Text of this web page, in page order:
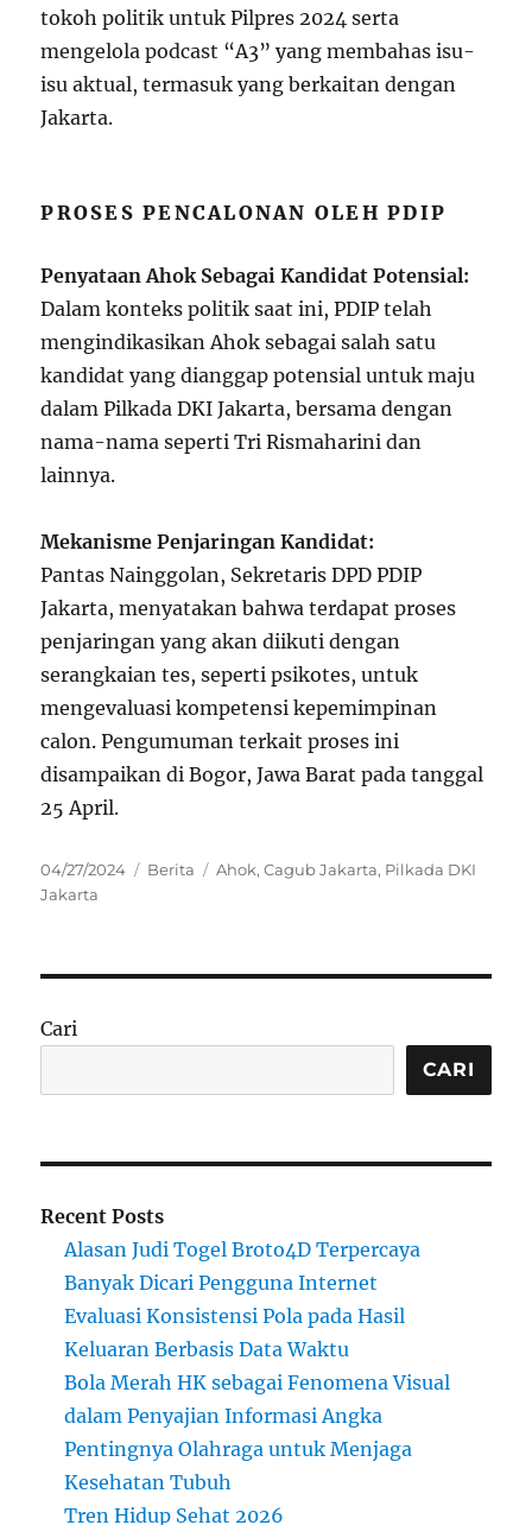
tokoh politik untuk Pilpres 2024 serta
mengelola podcast “A3” yang membahas isu-
isu aktual, termasuk yang berkaitan dengan
Jakarta.
PROSES PENCALONAN OLEH PDIP
Penyataan Ahok Sebagai Kandidat Potensial:
Dalam konteks politik saat ini, PDIP telah
mengindikasikan Ahok sebagai salah satu
kandidat yang dianggap potensial untuk maju
dalam Pilkada DKI Jakarta, bersama dengan
nama-nama seperti Tri Rismaharini dan
lainnya.
Mekanisme Penjaringan Kandidat:
Pantas Nainggolan, Sekretaris DPD PDIP
Jakarta, menyatakan bahwa terdapat proses
penjaringan yang akan diikuti dengan
serangkaian tes, seperti psikotes, untuk
mengevaluasi kompetensi kepemimpinan
calon. Pengumuman terkait proses ini
disampaikan di Bogor, Jawa Barat pada tanggal
25 April.
Posted
on
04/27/2024 Categories
Berita Tags
Ahok,Cagub Jakarta, Pilkada DKI
Jakarta
Cari
CARI
Recent Posts
Alasan Judi Togel Broto4D Terpercaya
Banyak Dicari Pengguna Internet
Evaluasi Konsistensi Pola pada Hasil
Keluaran Berbasis Data Waktu
Bola Merah HK sebagai Fenomena Visual
dalam Penyajian Informasi Angka
Pentingnya Olahraga untuk Menjaga
Kesehatan Tubuh
Tren Hidup Sehat 2026